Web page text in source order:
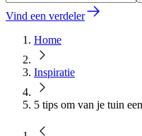
Vind een verdeler
Home
Inspiratie
5 tips om van je tuin